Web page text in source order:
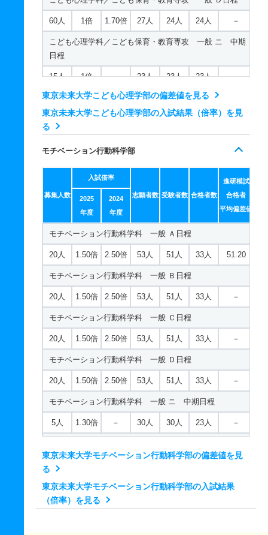
60人 1倍 1.70倍 27人 24人 24人 －
こども心理学科／こども保育・教育専攻 一般 ニ 中期
日程
15人 1倍 － 23人 23人 23人 －
こども心理学科／こども保育・教育専攻 一般 ニ 後期
日程
15人 1倍 － 23人 23人 23人 －
こども心理学科／心理専攻 一般 Ａ日程
1.20倍 2.30倍
こども心理学科／心理専攻 一般 Ｂ日程
1.20倍 2.30倍
こども心理学科／心理専攻 一般 Ｃ日程
30人 1.20倍 2.30倍 51人 45人 38人 －
こども心理学科／心理専攻 一般 Ｄ日程
30人 1.20倍 2.30倍 51人 45人 38人 －
こども心理学科／心理専攻 一般 ニ 中期日程
5人 1.10倍 － 25人 25人 22人 －
こども心理学科／心理専攻 一般 ニ 後期日程
5人 1.10倍 － 25人 25人 22人 －
東京未来大学こども心理学部の偏差値を見る
東京未来大学こども心理学部の入試結果（倍率）を見
る
モチベーション行動科学部
募集人数
入試倍率
志願者数 受験者数 合格者数
進研模試
合格者
平均偏差値
2025
年度
2024
年度
モチベーション行動科学科 一般 Ａ日程
20人 1.50倍 2.50倍 53人 51人 33人 51.20
モチベーション行動科学科 一般 Ｂ日程
20人 1.50倍 2.50倍 53人 51人 33人 －
モチベーション行動科学科 一般 Ｃ日程
20人 1.50倍 2.50倍 53人 51人 33人 －
モチベーション行動科学科 一般 Ｄ日程
20人 1.50倍 2.50倍 53人 51人 33人 －
モチベーション行動科学科 一般 ニ 中期日程
5人 1.30倍 － 30人 30人 23人 －
5人
東京未来大学モチベーション行動科学部の偏差値を見
る
東京未来大学モチベーション行動科学部の入試結果
（倍率）を見る